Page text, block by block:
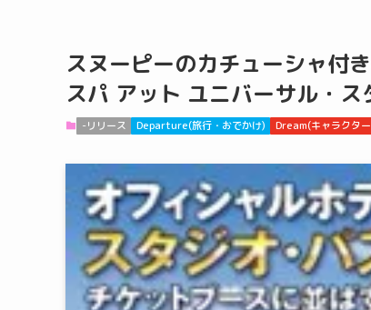
スヌーピーのカチューシャ付
スパ アット ユニバーサル・
-リリース Departure(旅行・おでかけ) Dream(キャラクタ